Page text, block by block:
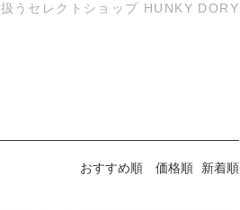
うセレクトショップ HUNKY DORY
おすすめ順 価格順 新着順